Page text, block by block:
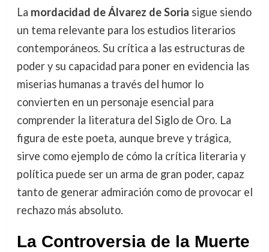
La mordacidad de Álvarez de Soria sigue siendo
un tema relevante para los estudios literarios
contemporáneos. Su crítica a las estructuras de
poder y su capacidad para poner en evidencia las
miserias humanas a través del humor lo
convierten en un personaje esencial para
comprender la literatura del Siglo de Oro. La
figura de este poeta, aunque breve y trágica,
sirve como ejemplo de cómo la crítica literaria y
política puede ser un arma de gran poder, capaz
tanto de generar admiración como de provocar el
rechazo más absoluto.
La Controversia de la Muerte